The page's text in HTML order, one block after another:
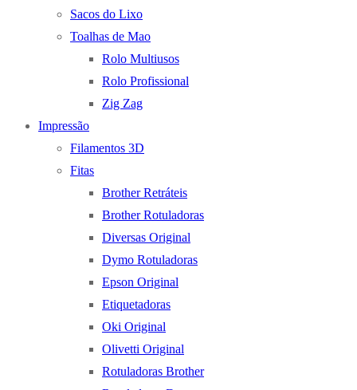
Sacos do Lixo
Toalhas de Mao
Rolo Multiusos
Rolo Profissional
Zig Zag
Impressão
Filamentos 3D
Fitas
Brother Retráteis
Brother Rotuladoras
Diversas Original
Dymo Rotuladoras
Epson Original
Etiquetadoras
Oki Original
Olivetti Original
Rotuladoras Brother